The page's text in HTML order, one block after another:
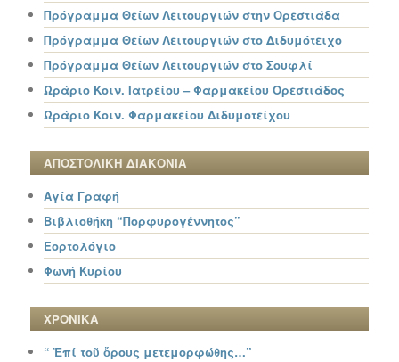
Πρόγραμμα Θείων Λειτουργιών στην Ορεστιάδα
Πρόγραμμα Θείων Λειτουργιών στο Διδυμότειχο
Πρόγραμμα Θείων Λειτουργιών στο Σουφλί
Ωράριο Κοιν. Ιατρείου – Φαρμακείου Ορεστιάδος
Ωράριο Κοιν. Φαρμακείου Διδυμοτείχου
ΑΠΟΣΤΟΛΙΚΗ ΔΙΑΚΟΝΙΑ
Αγία Γραφή
Βιβλιοθήκη “Πορφυρογέννητος”
Εορτολόγιο
Φωνή Κυρίου
ΧΡΟΝΙΚΑ
“ Ἐπί τοῦ ὄρους μετεμορφώθης…”